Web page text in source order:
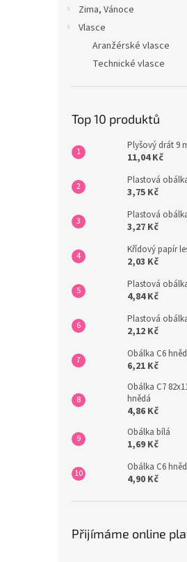
Zima, Vánoce
Vlasce
Aranžérské vlasce
Technické vlasce
Top 10 produktů
Plyšový drát 9
11,04 Kč
Plastová
3,75 Kč
Plastová
3,27 Kč
Křídový papír
2,03 Kč
Plastová
4,84 Kč
Plastová
2,12 Kč
Obálka C6
6,21 Kč
Obálka C7
hnědá
4,86 Kč
Obálka bílá
1,69 Kč
Obálka C6
4,90 Kč
Přijímáme online